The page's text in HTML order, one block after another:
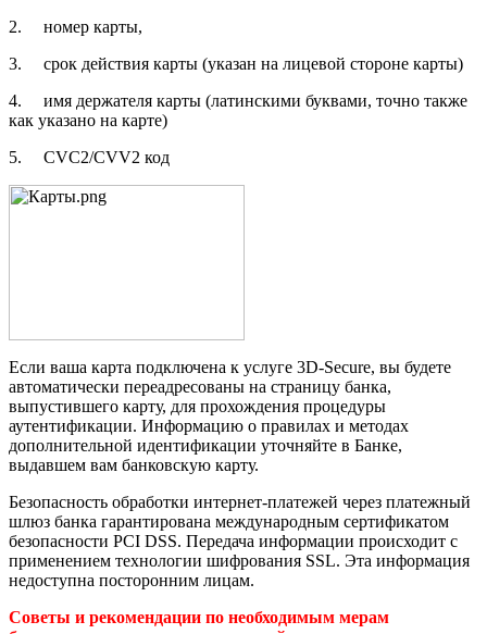
2. номер карты,
3. срок действия карты (указан на лицевой стороне карты)
4. имя держателя карты (латинскими буквами, точно также
как указано на карте)
5. CVC2/CVV2 код
Если ваша карта подключена к услуге 3D-Secure, вы будете
автоматически переадресованы на страницу банка,
выпустившего карту, для прохождения процедуры
аутентификации. Информацию о правилах и методах
дополнительной идентификации уточняйте в Банке,
выдавшем вам банковскую карту.
Безопасность обработки интернет-платежей через платежный
шлюз банка гарантирована международным сертификатом
безопасности PCI DSS. Передача информации происходит с
применением технологии шифрования SSL. Эта информация
недоступна посторонним лицам.
Советы и рекомендации по необходимым мерам